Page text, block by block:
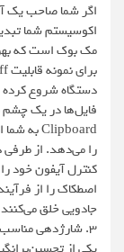
اگر شما صاحب یک
اکوسیستم شما
مک بوک است که
کنترل آیفون خود
اصطکاک را از
جادویی خلق
۳. شارژدهی مناسب